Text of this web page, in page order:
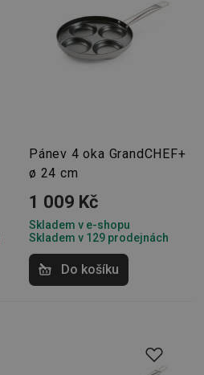
Pánev 4 oka GrandCHEF+
ø 24 cm
1 009 Kč
Skladem v e-shopu
Skladem v 129 prodejnách
Do košíku